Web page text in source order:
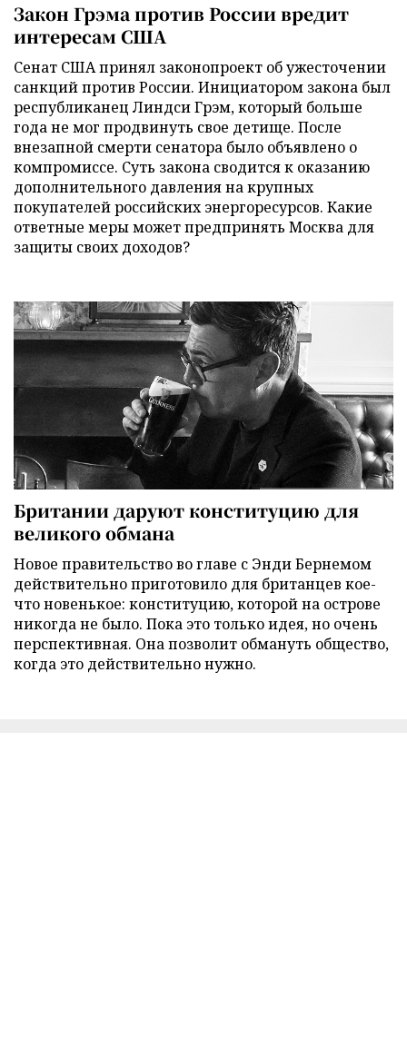
Закон Грэма против России вредит
интересам США
Сенат США принял законопроект об ужесточении
санкций против России. Инициатором закона был
республиканец Линдси Грэм, который больше
года не мог продвинуть свое детище. После
внезапной смерти сенатора было объявлено о
компромиссе. Суть закона сводится к оказанию
дополнительного давления на крупных
покупателей российских энергоресурсов. Какие
ответные меры может предпринять Москва для
защиты своих доходов?
Британии даруют конституцию для
великого обмана
Новое правительство во главе с Энди Бернемом
действительно приготовило для британцев кое-
что новенькое: конституцию, которой на острове
никогда не было. Пока это только идея, но очень
перспективная. Она позволит обмануть общество,
когда это действительно нужно.